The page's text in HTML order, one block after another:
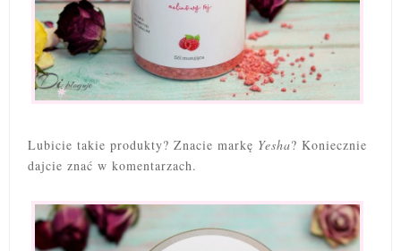
Lubicie takie produkty? Znacie markę Yesha? Koniecznie
dajcie znać w komentarzach.